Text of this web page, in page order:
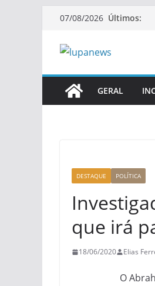
Pular07/08/2026 Últimos:
GERAL
DESTAQUE POLÍTICA
que irá
18/06/2020 Elias
O